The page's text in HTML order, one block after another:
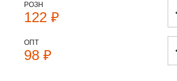
РОЗН
122 ₽
ОПТ
98 ₽